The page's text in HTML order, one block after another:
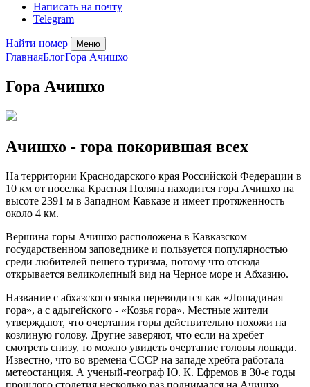
Написать на почту
Telegram
Найти номер Меню
ГлавнаяБлогГора Ачишхо
Гора Ачишхо
Ачишхо - гора покорившая всех
На территории Краснодарского края Российской Федерации в
10 км от поселка Красная Поляна находится гора Ачишхо на
высоте 2391 м в Западном Кавказе и имеет протяженность
около 4 км.
Вершина горы Ачишхо расположена в Кавказском
государственном заповеднике и пользуется популярностью
среди любителей пешего туризма, потому что отсюда
открывается великолепный вид на Черное море и Абхазию.
Название с абхазского языка переводится как «Лошадиная
гора», а с адыгейского - «Козья гора». Местные жители
утверждают, что очертания горы действительно похожи на
козлиную голову. Другие заверяют, что если на хребет
смотреть снизу, то можно увидеть очертание головы лошади.
Известно, что во времена СССР на западе хребта работала
метеостанция. А ученый-географ Ю. К. Ефремов в 30-е годы
прошлого столетия несколько раз поднимался на Ачишхо.